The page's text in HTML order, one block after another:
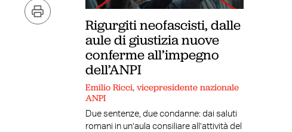
Rigurgiti neofascisti, dalle
aule di giustizia nuove
conferme all’impegno
dell’ANPI
Emilio Ricci, vicepresidente nazionale
ANPI
Due sentenze, due condanne: dai saluti
romani in un’aula consiliare all’attività del